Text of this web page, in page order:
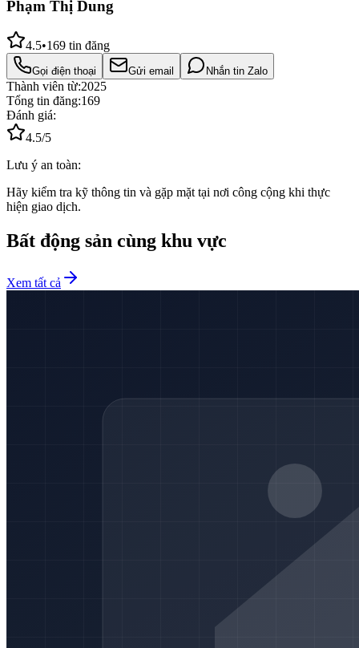
Phạm Thị Dung
4.5•169 tin đăng
Gọi điện thoại Gửi email Nhắn tin Zalo
Thành viên từ:2025
Tổng tin đăng:169
Đánh giá:
4.5/5
Lưu ý an toàn:
Hãy kiểm tra kỹ thông tin và gặp mặt tại nơi công cộng khi thực
hiện giao dịch.
Bất động sản cùng khu vực
Xem tất cả